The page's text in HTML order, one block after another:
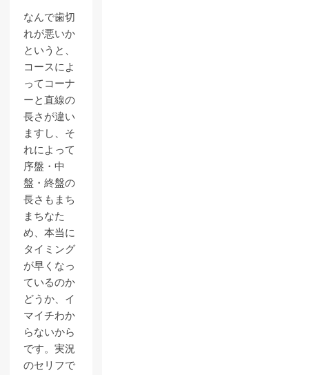
なんで歯切
れが悪いか
というと、
コースによ
ってコーナ
ーと直線の
長さが違い
ますし、そ
れによって
序盤・中
盤・終盤の
長さもまち
まちなた
め、本当に
タイミング
が早くなっ
ているのか
どうか、イ
マイチわか
らないから
です。実況
のセリフで